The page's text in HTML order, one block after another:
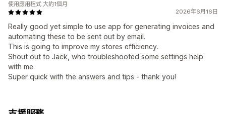
2026年6月16日
Really good yet simple to use app for generating invoices and
automating these to be sent out by email.
This is going to improve my stores efficiency.
Shout out to Jack, who troubleshooted some settings help
with me.
Super quick with the answers and tips - thank you!
使用應用程式 大約1個月